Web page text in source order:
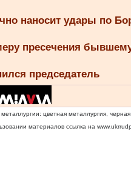
наносит удары по
пресечения
председатель
цветная металлургия,
материалов ссылка на